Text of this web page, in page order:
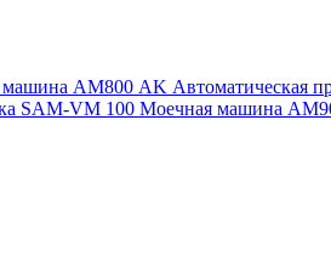
машина АМ800 AK Автоматическая
SAM-VM 100 Моечная машина